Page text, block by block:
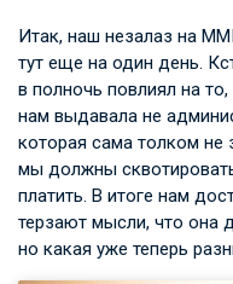
Итак, наш незалаз на
тут еще на один день.
в полночь повлиял на
нам выдавала не
которая сама толком не
мы должны
платить. В итоге нам
терзают мысли, что она
но какая уже теперь